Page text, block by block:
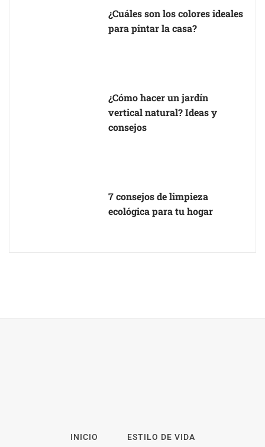
¿Cuáles son los colores ideales
para pintar la casa?
¿Cómo hacer un jardín
vertical natural? Ideas y
consejos
7 consejos de limpieza
ecológica para tu hogar
INICIO ESTILO DE VIDA